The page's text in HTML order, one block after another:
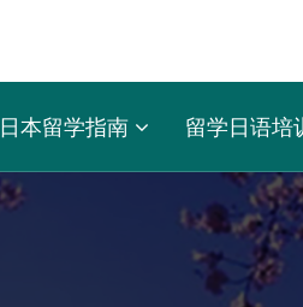
日本留学指南 留学日语培